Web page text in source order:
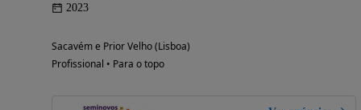
2023
Sacavém e Prior Velho (Lisboa)
Profissional • Para o topo